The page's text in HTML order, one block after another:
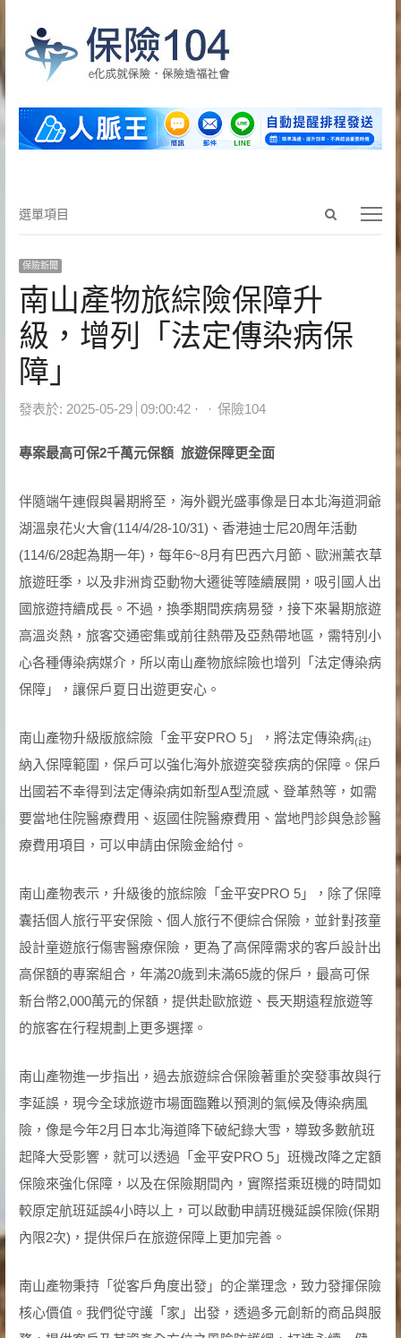
Open
search
選
項
目
選單項目
保險新聞
南山產物旅綜險保障升
級，增列「法定傳染病保
障」
發表於: 2025-05-29 09:00:42 Author
保險104
專案最高可保2千萬元保額 旅遊保障更全面
伴隨端午連假與暑期將至，海外觀光盛事像是日本北海道洞爺
湖溫泉花火大會(114/4/28-10/31)、香港迪士尼20周年活動
(114/6/28起為期一年)，每年6~8月有巴西六月節、歐洲薰衣草
旅遊旺季，以及非洲肯亞動物大遷徙等陸續展開，吸引國人出
國旅遊持續成長。不過，換季期間疾病易發，接下來暑期旅遊
高溫炎熱，旅客交通密集或前往熱帶及亞熱帶地區，需特別小
心各種傳染病媒介，所以南山產物旅綜險也增列「法定傳染病
保障」，讓保戶夏日出遊更安心。
南山產物升級版旅綜險「金平安PRO 5」，將法定傳染病(註)
納入保障範圍，保戶可以強化海外旅遊突發疾病的保障。保戶
出國若不幸得到法定傳染病如新型A型流感、登革熱等，如需
要當地住院醫療費用、返國住院醫療費用、當地門診與急診醫
療費用項目，可以申請由保險金給付。
南山產物表示，升級後的旅綜險「金平安PRO 5」，除了保障
囊括個人旅行平安保險、個人旅行不便綜合保險，並針對孩童
設計童遊旅行傷害醫療保險，更為了高保障需求的客戶設計出
高保額的專案組合，年滿20歲到未滿65歲的保戶，最高可保
新台幣2,000萬元的保額，提供赴歐旅遊、長天期遠程旅遊等
的旅客在行程規劃上更多選擇。
南山產物進一步指出，過去旅遊綜合保險著重於突發事故與行
李延誤，現今全球旅遊市場面臨難以預測的氣候及傳染病風
險，像是今年2月日本北海道降下破紀錄大雪，導致多數航班
起降大受影響，就可以透過「金平安PRO 5」班機改降之定額
保險來強化保障，以及在保險期間內，實際搭乘班機的時間如
較原定航班延誤4小時以上，可以啟動申請班機延誤保險(保期
內限2次)，提供保戶在旅遊保障上更加完善。
南山產物秉持「從客戶角度出發」的企業理念，致力發揮保險
核心價值。我們從守護「家」出發，透過多元創新的商品與服